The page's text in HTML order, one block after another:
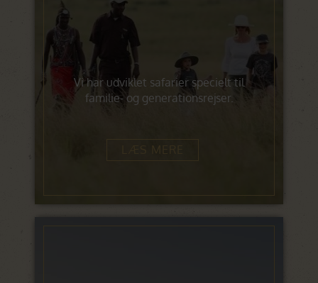
Vi har udviklet safarier specielt til
familie- og generationsrejser.
LÆS MERE